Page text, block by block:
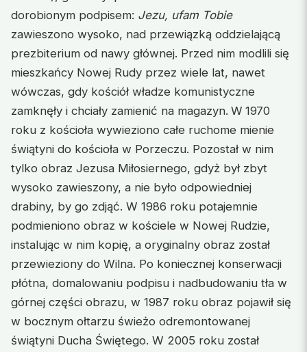
dorobionym podpisem: Jezu, ufam Tobie
zawieszono wysoko, nad przewiązką oddzielającą
prezbiterium od nawy głównej. Przed nim modlili się
mieszkańcy Nowej Rudy przez wiele lat, nawet
wówczas, gdy kościół władze komunistyczne
zamknęły i chciały zamienić na magazyn. W 1970
roku z kościoła wywieziono całe ruchome mienie
świątyni do kościoła w Porzeczu. Pozostał w nim
tylko obraz Jezusa Miłosiernego, gdyż był zbyt
wysoko zawieszony, a nie było odpowiedniej
drabiny, by go zdjąć. W 1986 roku potajemnie
podmieniono obraz w kościele w Nowej Rudzie,
instalując w nim kopię, a oryginalny obraz został
przewieziony do Wilna. Po koniecznej konserwacji
płótna, domalowaniu podpisu i nadbudowaniu tła w
górnej części obrazu, w 1987 roku obraz pojawił się
w bocznym ołtarzu świeżo odremontowanej
świątyni Ducha Świętego. W 2005 roku został